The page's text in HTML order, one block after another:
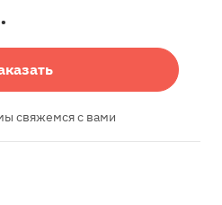
свяжемся с вами